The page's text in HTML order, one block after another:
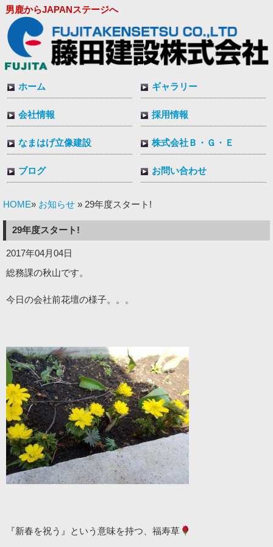
男鹿からJAPANステージへ
ホーム ギャラリー
会社情報 採用情報
なまはげ立像建設 株式会社Ｂ・Ｇ・Ｅ
ブログ お問い合わせ
HOME» お知らせ » 29年度スタート!
29年度スタート!
2017年04月04日
総務課の秋山です。
今日の会社前花壇の様子。。。
『新春を祝う』という意味を持つ、福寿草